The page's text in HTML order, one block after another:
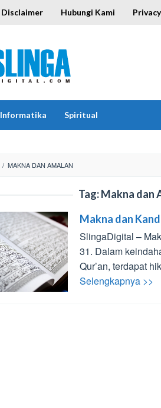
Disclaimer Hubungi Kami
Informatika Spiritual
/ MAKNA DAN AMALAN
Tag:Makna dan
Makna dan
SlingaDigital –
31. Dalam
Qur’an, terdapat
Selengkapnya >>